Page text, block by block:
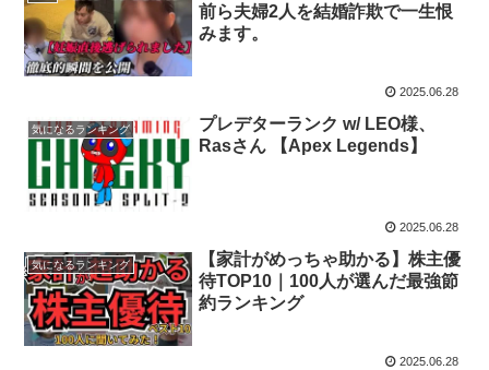
前ら夫婦2人を結婚詐欺で一生恨
みます。
2025.06.28
気になるランキング
プレデターランク w/ LEO様、
Rasさん 【Apex Legends】
2025.06.28
気になるランキング
【家計がめっちゃ助かる】株主優
待TOP10｜100人が選んだ最強節
約ランキング
2025.06.28